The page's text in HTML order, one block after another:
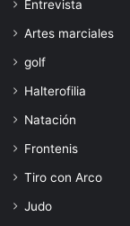
Entrevista
Artes marciales
golf
Halterofilia
Natación
Frontenis
Tiro con Arco
Judo